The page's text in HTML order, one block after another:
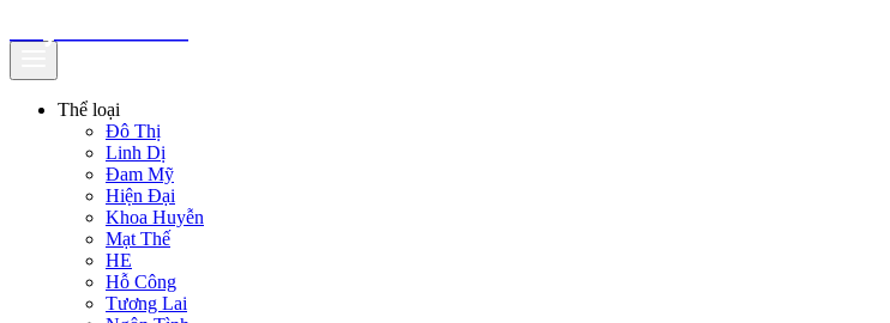
Thể loại
Đô Thị
Linh Dị
Đam Mỹ
Hiện Đại
Khoa Huyễn
Mạt Thế
HE
Hỗ Công
Tương Lai